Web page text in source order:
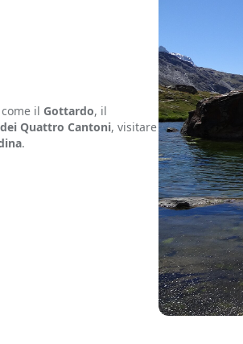
il Gottardo, il
Quattro Cantoni, visitare
.